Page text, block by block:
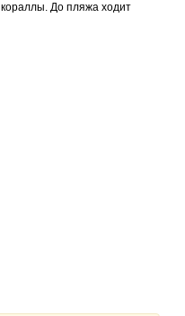
До пляжа ходит